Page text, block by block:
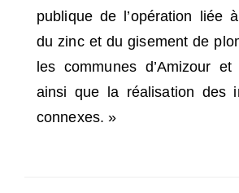
publique de l’opération liée
du zinc et du gisement de
les communes d’Amizour et
ainsi que la réalisation des
connexes. »